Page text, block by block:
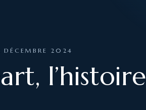
DÉCEMBRE 2024